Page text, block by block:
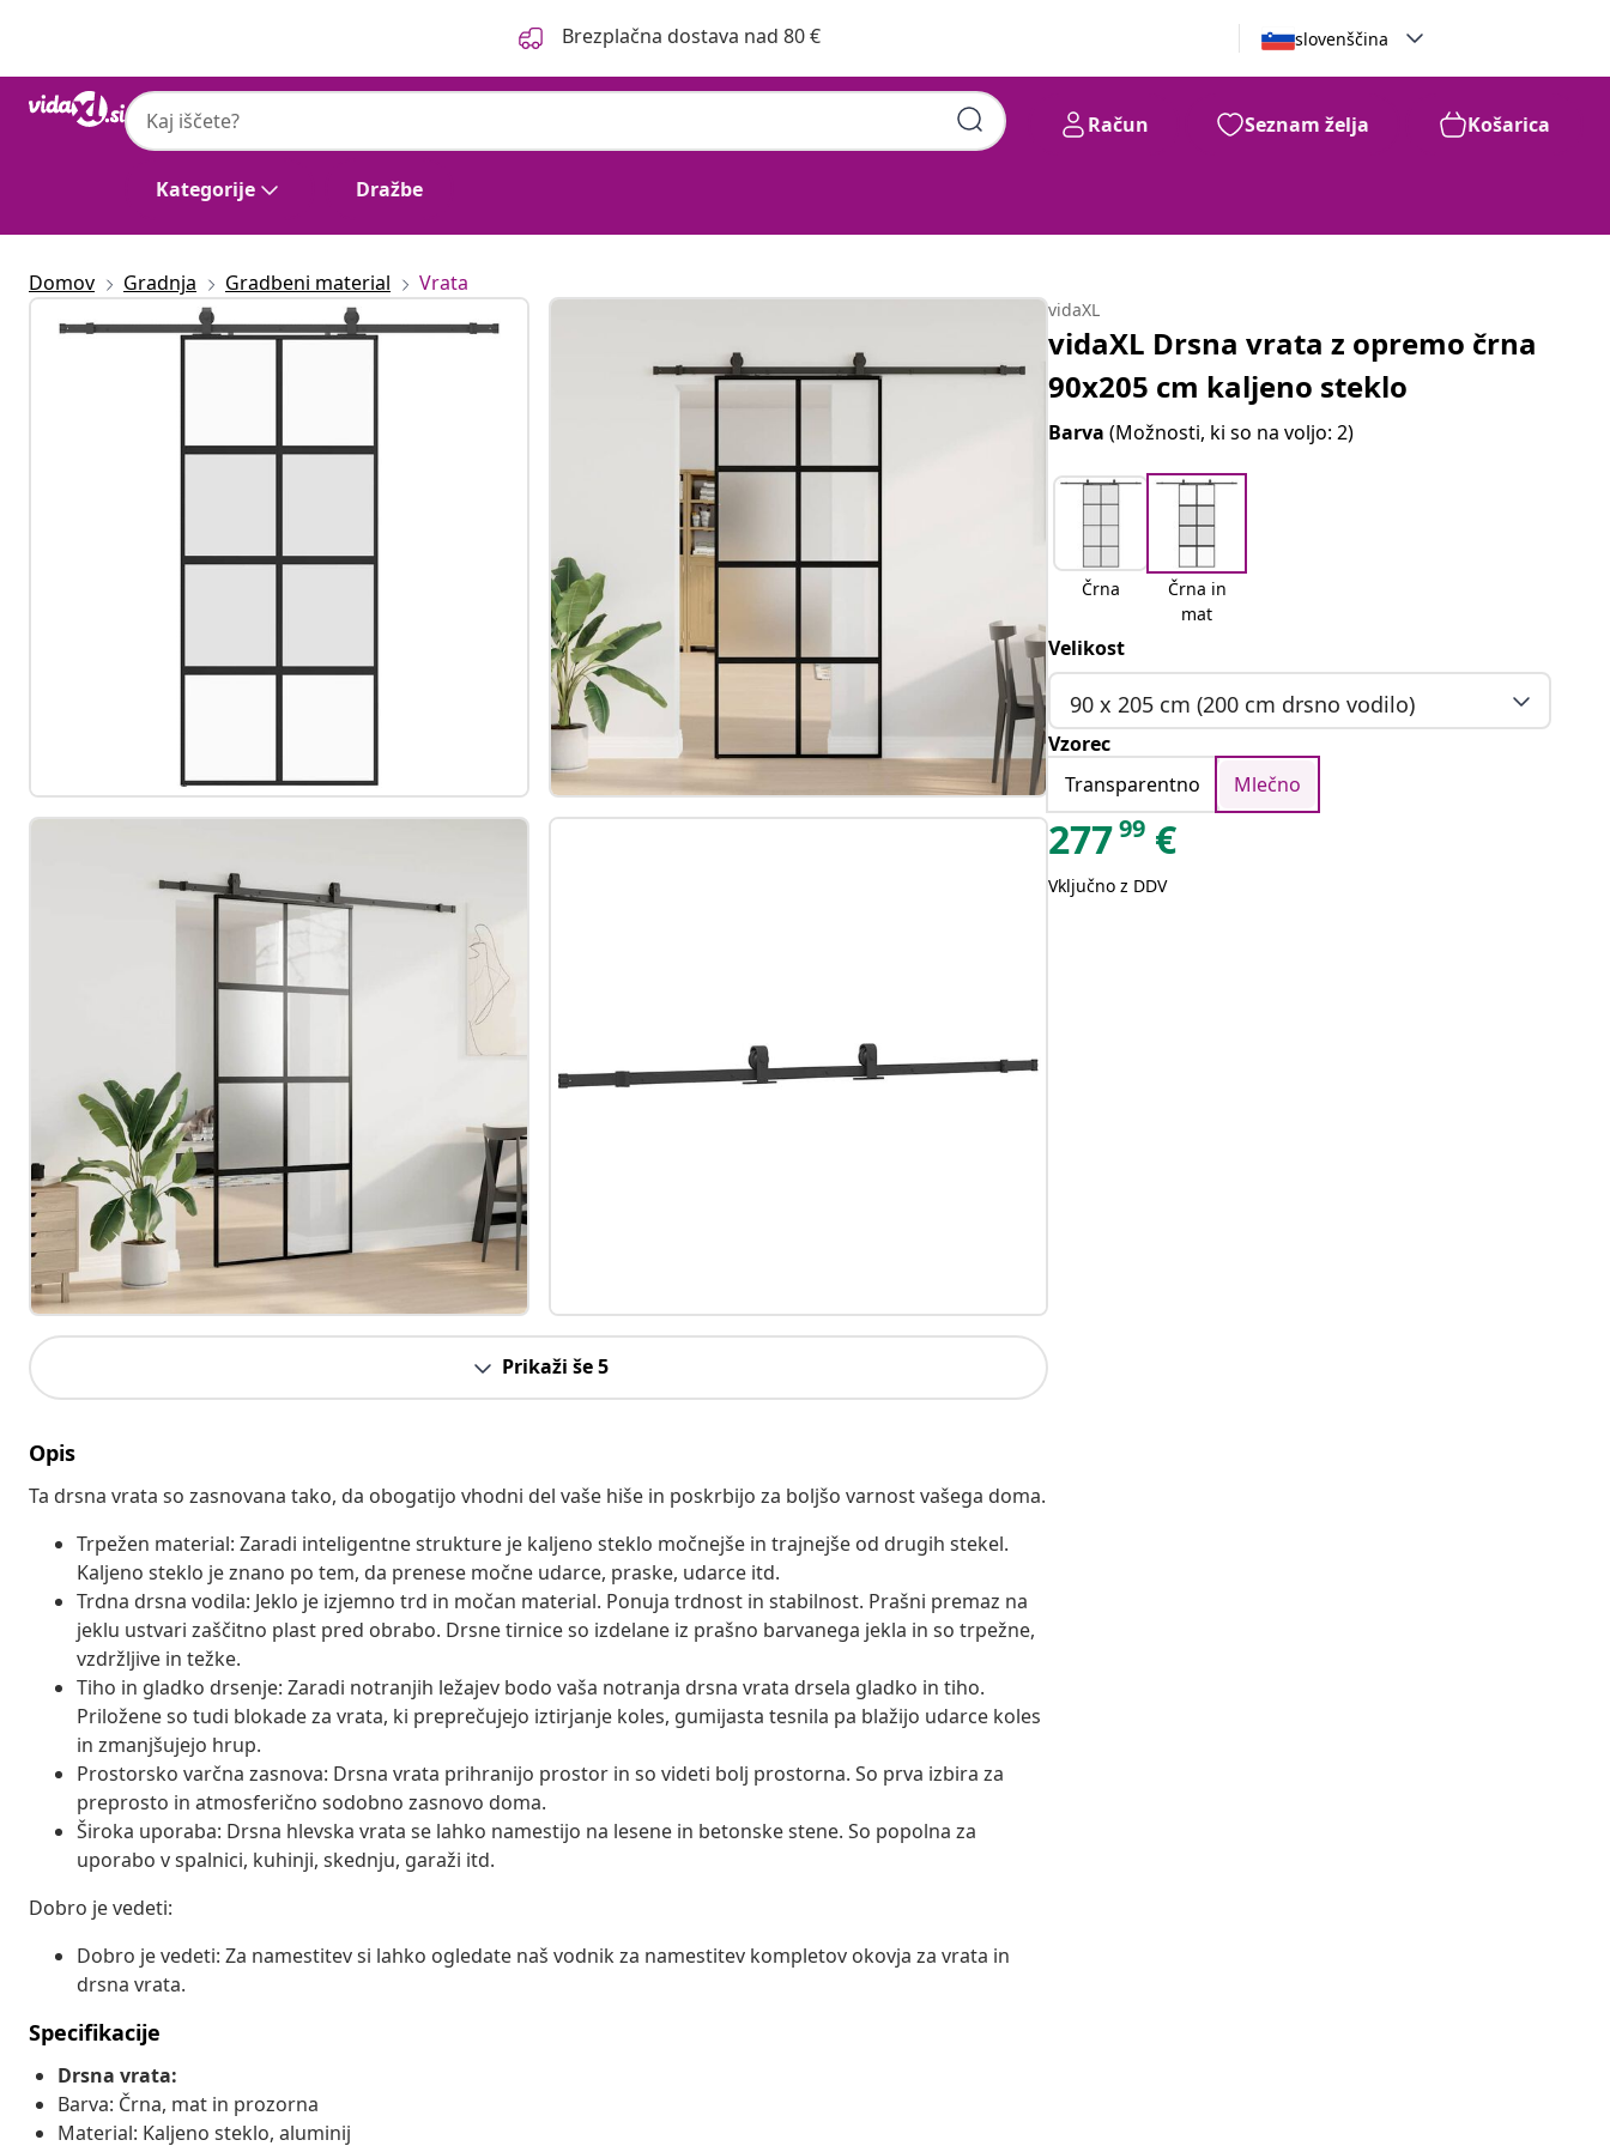
Brezplačna dostava nad 80 € slovenščina
Kategorije Dražbe
Račun Seznam želja Košarica
Domov Gradnja Gradbeni material Vrata
Prikaži še 5
Opis
Ta drsna vrata so zasnovana tako, da obogatijo vhodni del vaše hiše in poskrbijo za boljšo varnost vašega doma.
Trpežen material: Zaradi inteligentne strukture je kaljeno steklo močnejše in trajnejše od drugih stekel.
Kaljeno steklo je znano po tem, da prenese močne udarce, praske, udarce itd.
Trdna drsna vodila: Jeklo je izjemno trd in močan material. Ponuja trdnost in stabilnost. Prašni premaz na
jeklu ustvari zaščitno plast pred obrabo. Drsne tirnice so izdelane iz prašno barvanega jekla in so trpežne,
vzdržljive in težke.
Tiho in gladko drsenje: Zaradi notranjih ležajev bodo vaša notranja drsna vrata drsela gladko in tiho.
Priložene so tudi blokade za vrata, ki preprečujejo iztirjanje koles, gumijasta tesnila pa blažijo udarce koles
in zmanjšujejo hrup.
Prostorsko varčna zasnova: Drsna vrata prihranijo prostor in so videti bolj prostorna. So prva izbira za
preprosto in atmosferično sodobno zasnovo doma.
Široka uporaba: Drsna hlevska vrata se lahko namestijo na lesene in betonske stene. So popolna za
uporabo v spalnici, kuhinji, skednju, garaži itd.
Dobro je vedeti:
Dobro je vedeti: Za namestitev si lahko ogledate naš vodnik za namestitev kompletov okovja za vrata in
drsna vrata.
Specifikacije
Drsna vrata:
Barva: Črna, mat in prozorna
Material: Kaljeno steklo, aluminij
vidaXL
vidaXL Drsna vrata z opremo črna
90x205 cm kaljeno steklo
Barva(Možnosti, ki so na voljo: 2)
Črna
Črna in
mat
Velikost
90 x 205 cm (200 cm drsno vodilo)
Vzorec
Transparentno
Mlečno
27799 €
Vključno z DDV